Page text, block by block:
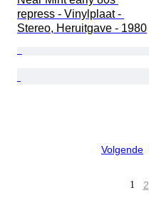
repress - Vinylplaat -
Stereo, Heruitgave - 1980
Volgende
1 2